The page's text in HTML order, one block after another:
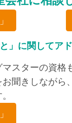
に関してア
スターの資格
聞きしながら